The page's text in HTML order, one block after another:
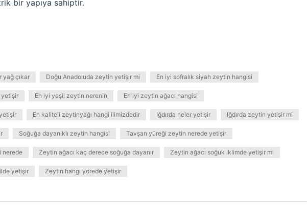
bir yapıya sahiptir.
çıkar Doğu Anadoluda zeytin yetişir mi En iyi sofralık siyah zeytin hangisi
yetişir En iyi yeşil zeytin nerenin En iyi zeytin ağacı hangisi
En kaliteli zeytinyağı hangi ilimizdedir Iğdırda neler yetişir Iğdırda zeytin yetişir mi
Soğuğa dayanıklı zeytin hangisi Tavşan yüreği zeytin nerede yetişir
nerede Zeytin ağacı kaç derece soğuğa dayanır Zeytin ağacı soğuk iklimde yetişir mi
yetişir Zeytin hangi yörede yetişir